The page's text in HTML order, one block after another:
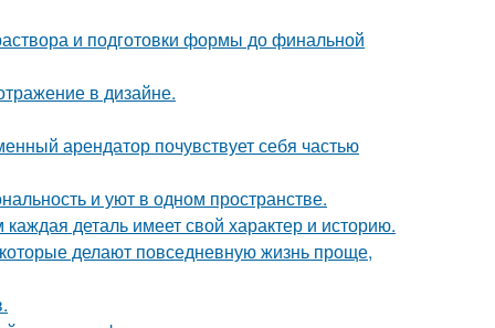
и подготовки формы до финальной
в дизайне.
арендатор почувствует себя частью
и уют в одном пространстве.
деталь имеет свой характер и историю.
делают повседневную жизнь проще,